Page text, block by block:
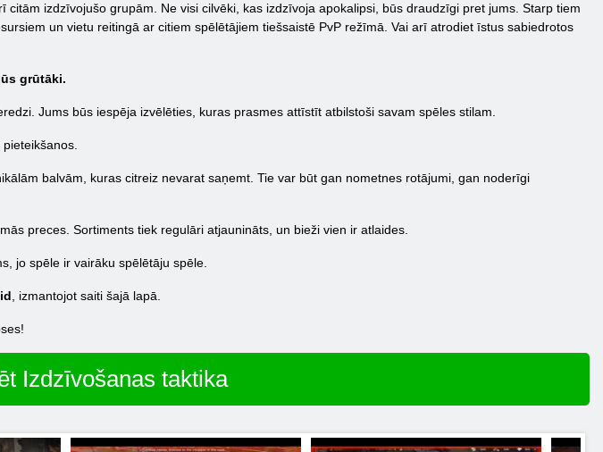
izdzīvojušo grupām. Ne visi cilvēki, kas izdzīvoja apokalipsi, būs draudzīgi pret jums. Starp tiem
un vietu reitingā ar citiem spēlētājiem tiešsaistē PvP režīmā. Vai arī atrodiet īstus sabiedrotos
grūtāki.
Jums būs iespēja izvēlēties, kuras prasmes attīstīt atbilstoši savam spēles stilam.
balvām, kuras citreiz nevarat saņemt. Tie var būt gan nometnes rotājumi, gan noderīgi
preces. Sortiments tiek regulāri atjaunināts, un bieži vien ir atlaides.
jo spēle ir vairāku spēlētāju spēle.
, izmantojot saiti šajā lapā.
Izdzīvošanas taktika